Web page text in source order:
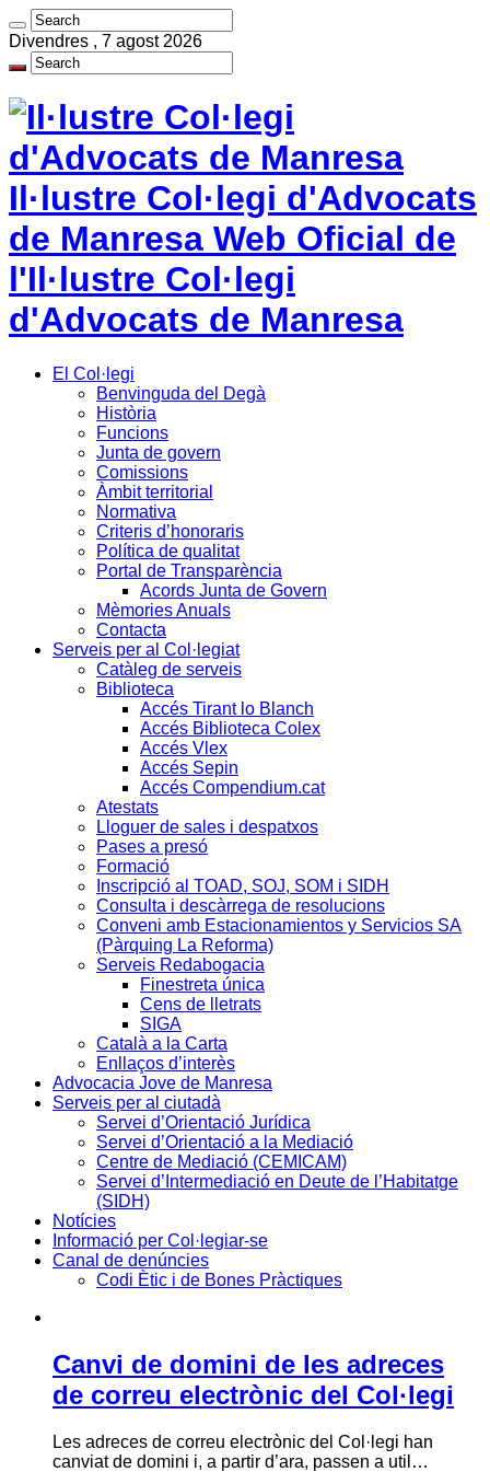
Divendres , 7 agost 2026
Il·lustre Col·legi d'Advocats
de Manresa Web Oficial de
l'Il·lustre Col·legi
d'Advocats de Manresa
El Col·legi
Benvinguda del Degà
Història
Funcions
Junta de govern
Comissions
Àmbit territorial
Normativa
Criteris d’honoraris
Política de qualitat
Portal de Transparència
Acords Junta de Govern
Mèmories Anuals
Contacta
Serveis per al Col·legiat
Catàleg de serveis
Biblioteca
Accés Tirant lo Blanch
Accés Biblioteca Colex
Accés Vlex
Accés Sepin
Accés Compendium.cat
Atestats
Lloguer de sales i despatxos
Pases a presó
Formació
Inscripció al TOAD, SOJ, SOM i SIDH
Consulta i descàrrega de resolucions
Conveni amb Estacionamientos y Servicios SA
(Pàrquing La Reforma)
Serveis Redabogacia
Finestreta única
Cens de lletrats
SIGA
Català a la Carta
Enllaços d’interès
Advocacia Jove de Manresa
Serveis per al ciutadà
Servei d’Orientació Jurídica
Servei d’Orientació a la Mediació
Centre de Mediació (CEMICAM)
Servei d’Intermediació en Deute de l’Habitatge
(SIDH)
Notícies
Informació per Col·legiar-se
Canal de denúncies
Codi Ètic i de Bones Pràctiques
Canvi de domini de les adreces
de correu electrònic del Col·legi
Les adreces de correu electrònic del Col·legi han
canviat de domini i, a partir d’ara, passen a util…